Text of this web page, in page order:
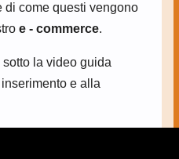
di come questi vengono
e - commerce.
la video guida
e alla